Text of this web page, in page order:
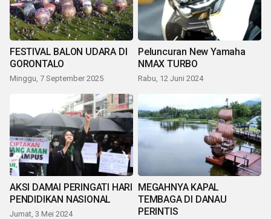
FESTIVAL BALON UDARA DI
GORONTALO
Minggu, 7 September 2025
Peluncuran New Yamaha
NMAX TURBO
Rabu, 12 Juni 2024
AKSI DAMAI PERINGATI HARI
PENDIDIKAN NASIONAL
Jumat, 3 Mei 2024
MEGAHNYA KAPAL
TEMBAGA DI DANAU
PERINTIS